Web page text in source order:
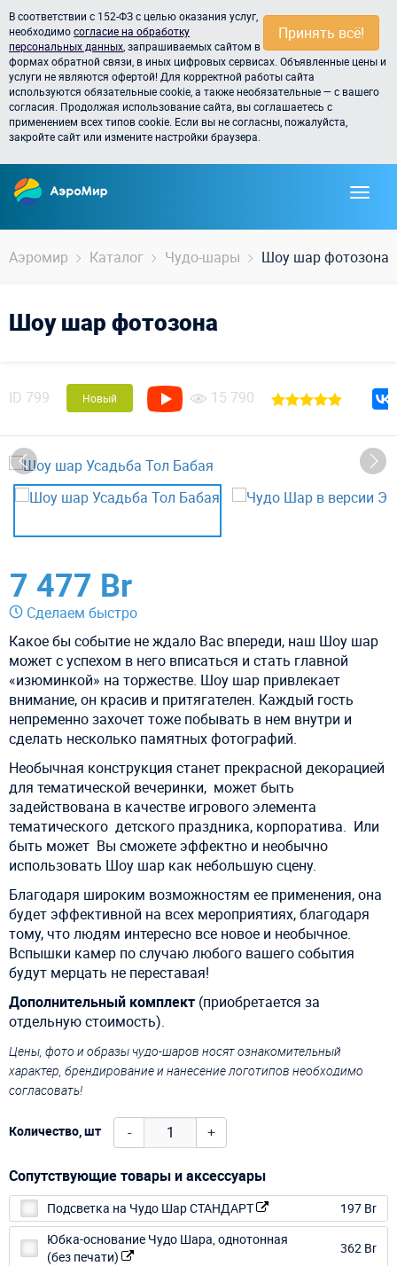
Принять всё!
В соответствии с 152-ФЗ с целью оказания услуг,
необходимосогласие на обработку
персональных данных , запрашиваемых сайтом в
формах обратной связи, в иных цифровых сервисах. Объявленные цены и
услуги не являются офертой! Для корректной работы сайта
используются обязательные cookie, а также необязательные — с вашего
согласия. Продолжая использование сайта, вы соглашаетесь с
применением всех типов cookie. Если вы не согласны, пожалуйста,
закройте сайт или измените настройки браузера.
Аэромир Каталог Чудо-шары Шоу шар фотозона
Шоу шар фотозона
ID 799 Новый 15 790
7 477 Br
Сделаем быстро
Какое бы событие не ждало Вас впереди, наш Шоу шар
может с успехом в него вписаться и стать главной
«изюминкой» на торжестве. Шоу шар привлекает
внимание, он красив и притягателен. Каждый гость
непременно захочет тоже побывать в нем внутри и
сделать несколько памятных фотографий.
Необычная конструкция станет прекрасной декорацией
для тематической вечеринки, может быть
задействована в качестве игрового элемента
тематического детского праздника, корпоратива. Или
быть может Вы сможете эффектно и необычно
использовать Шоу шар как небольшую сцену.
Благодаря широким возможностям ее применения, она
будет эффективной на всех мероприятиях, благодаря
тому, что людям интересно все новое и необычное.
Вспышки камер по случаю любого вашего события
будут мерцать не переставая!
Дополнительный комплект (приобретается за
отдельную стоимость).
Цены, фото и образы чудо-шаров носят ознакомительный
характер, брендирование и нанесение логотипов необходимо
согласовать!
Количество, шт - +
Сопутствующие товары и аксессуары
Подсветка на Чудо Шар СТАНДАРТ
197 Br
Юбка-основание Чудо Шара, однотонная
(без печати)
362 Br